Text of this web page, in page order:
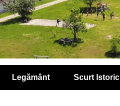
Legământ Scurt Istoric